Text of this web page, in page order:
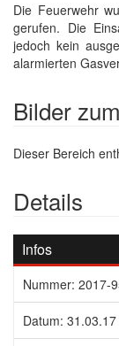
Die Feuerwehr
gerufen. Die
jedoch kein
alarmierten
Bilder
Dieser Bereich
Details
Infos
Nummer: 2017-
Datum: